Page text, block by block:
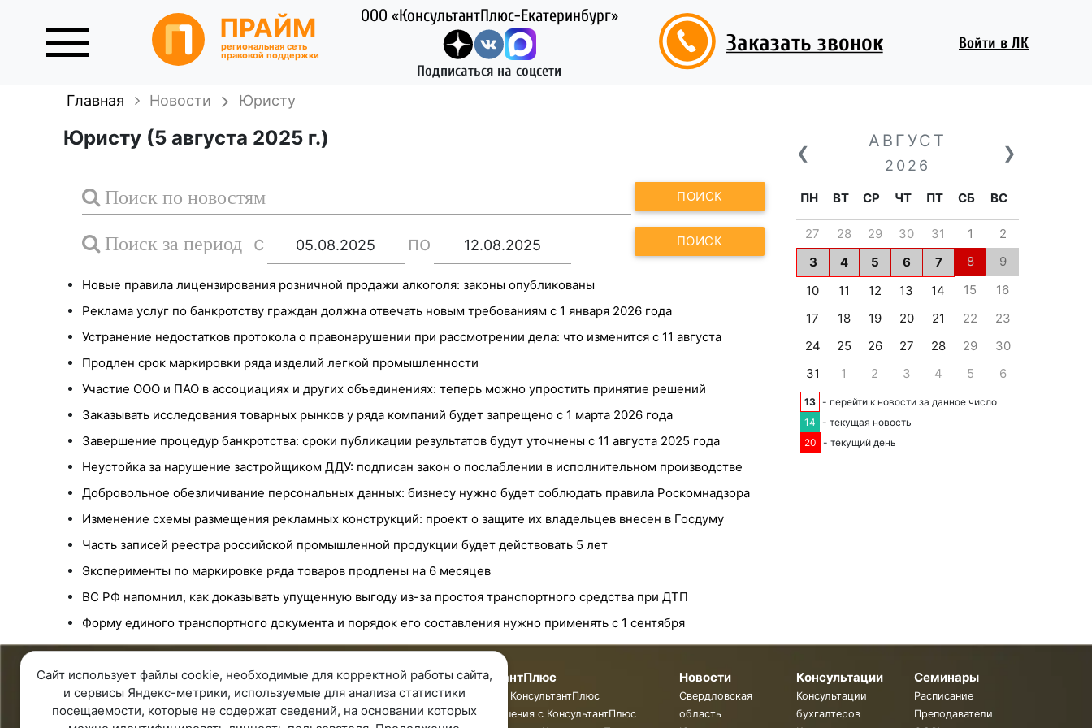
ПРАЙМ
региональная сеть
правовой поддержки
ООО «КонсультантПлюс-Екатеринбург»
Подписаться на соцсети
Заказать звонок Войти в ЛК
Главная Новости Юристу
Юристу (5 августа 2025 г.)
Поиск по новостям ПОИСК
Поиск за период с по ПОИСК
Новые правила лицензирования розничной продажи алкоголя: законы опубликованы
Реклама услуг по банкротству граждан должна отвечать новым требованиям с 1 января 2026 года
Устранение недостатков протокола о правонарушении при рассмотрении дела: что изменится с 11 августа
Продлен срок маркировки ряда изделий легкой промышленности
Участие ООО и ПАО в ассоциациях и других объединениях: теперь можно упростить принятие решений
Заказывать исследования товарных рынков у ряда компаний будет запрещено с 1 марта 2026 года
Завершение процедур банкротства: сроки публикации результатов будут уточнены с 11 августа 2025 года
Неустойка за нарушение застройщиком ДДУ: подписан закон о послаблении в исполнительном производстве
Добровольное обезличивание персональных данных: бизнесу нужно будет соблюдать правила Роскомнадзора
Изменение схемы размещения рекламных конструкций: проект о защите их владельцев внесен в Госдуму
Часть записей реестра российской промышленной продукции будет действовать 5 лет
Эксперименты по маркировке ряда товаров продлены на 6 месяцев
ВС РФ напомнил, как доказывать упущенную выгоду из-за простоя транспортного средства при ДТП
Форму единого транспортного документа и порядок его составления нужно применять с 1 сентября
❮ ❯
АВГУСТ
2026
ПН ВТ СР ЧТ ПТ СБ ВС
27 28 29 30 31 1
2
3
4 5 6 7 8
9
10
11 12 13 14 15
16
17
18 19 20 21 22
23
24
25 26 27 28 29
30
31
1 2 3 4 5 6
13 - перейти к новости за данное число
14 - текущая новость
20 - текущий день
8 343 287 51 45
Единый телефон
8 800 100 00 78
О компании
О компании
Контакты
КонсультантПлюс
Программы КонсультантПлюс
Готовые решения с КонсультантПлюс
Новости
Свердловская
область
Консультации
Консультации
бухгалтеров
Семинары
Расписание
Преподаватели
Сайт использует файлы cookie, необходимые для корректной работы сайта,
и сервисы Яндекс-метрики, используемые для анализа статистики
посещаемости, которые не содержат сведений, на основании которых